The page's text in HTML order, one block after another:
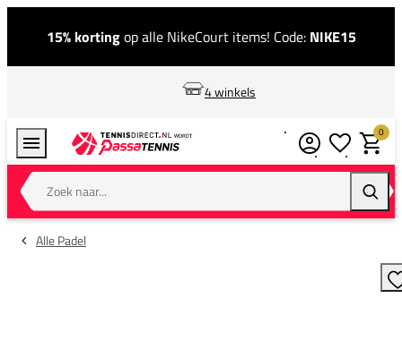
15% kortingop alle NikeCourt items! Code: NIKE15
4 winkels
Zoek naar...
0
Alle Padel